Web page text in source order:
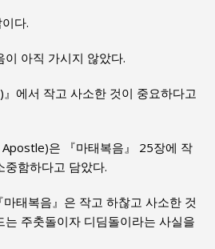
다.
아직 가시지 않았다.
에서 작고 사소한 것이 중요하다고
은 『마태복음』 25장에 작
중함하다고 담았다.
마태복음』은 작고 하찮고 사소한 것
는 주춧돌이자 디딤돌이라는 사실을